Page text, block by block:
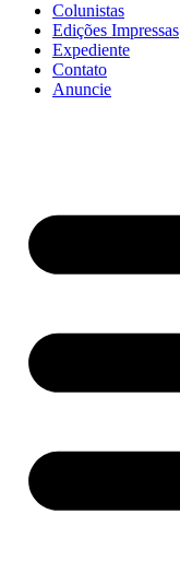
Colunistas
Edições Impressas
Expediente
Contato
Anuncie